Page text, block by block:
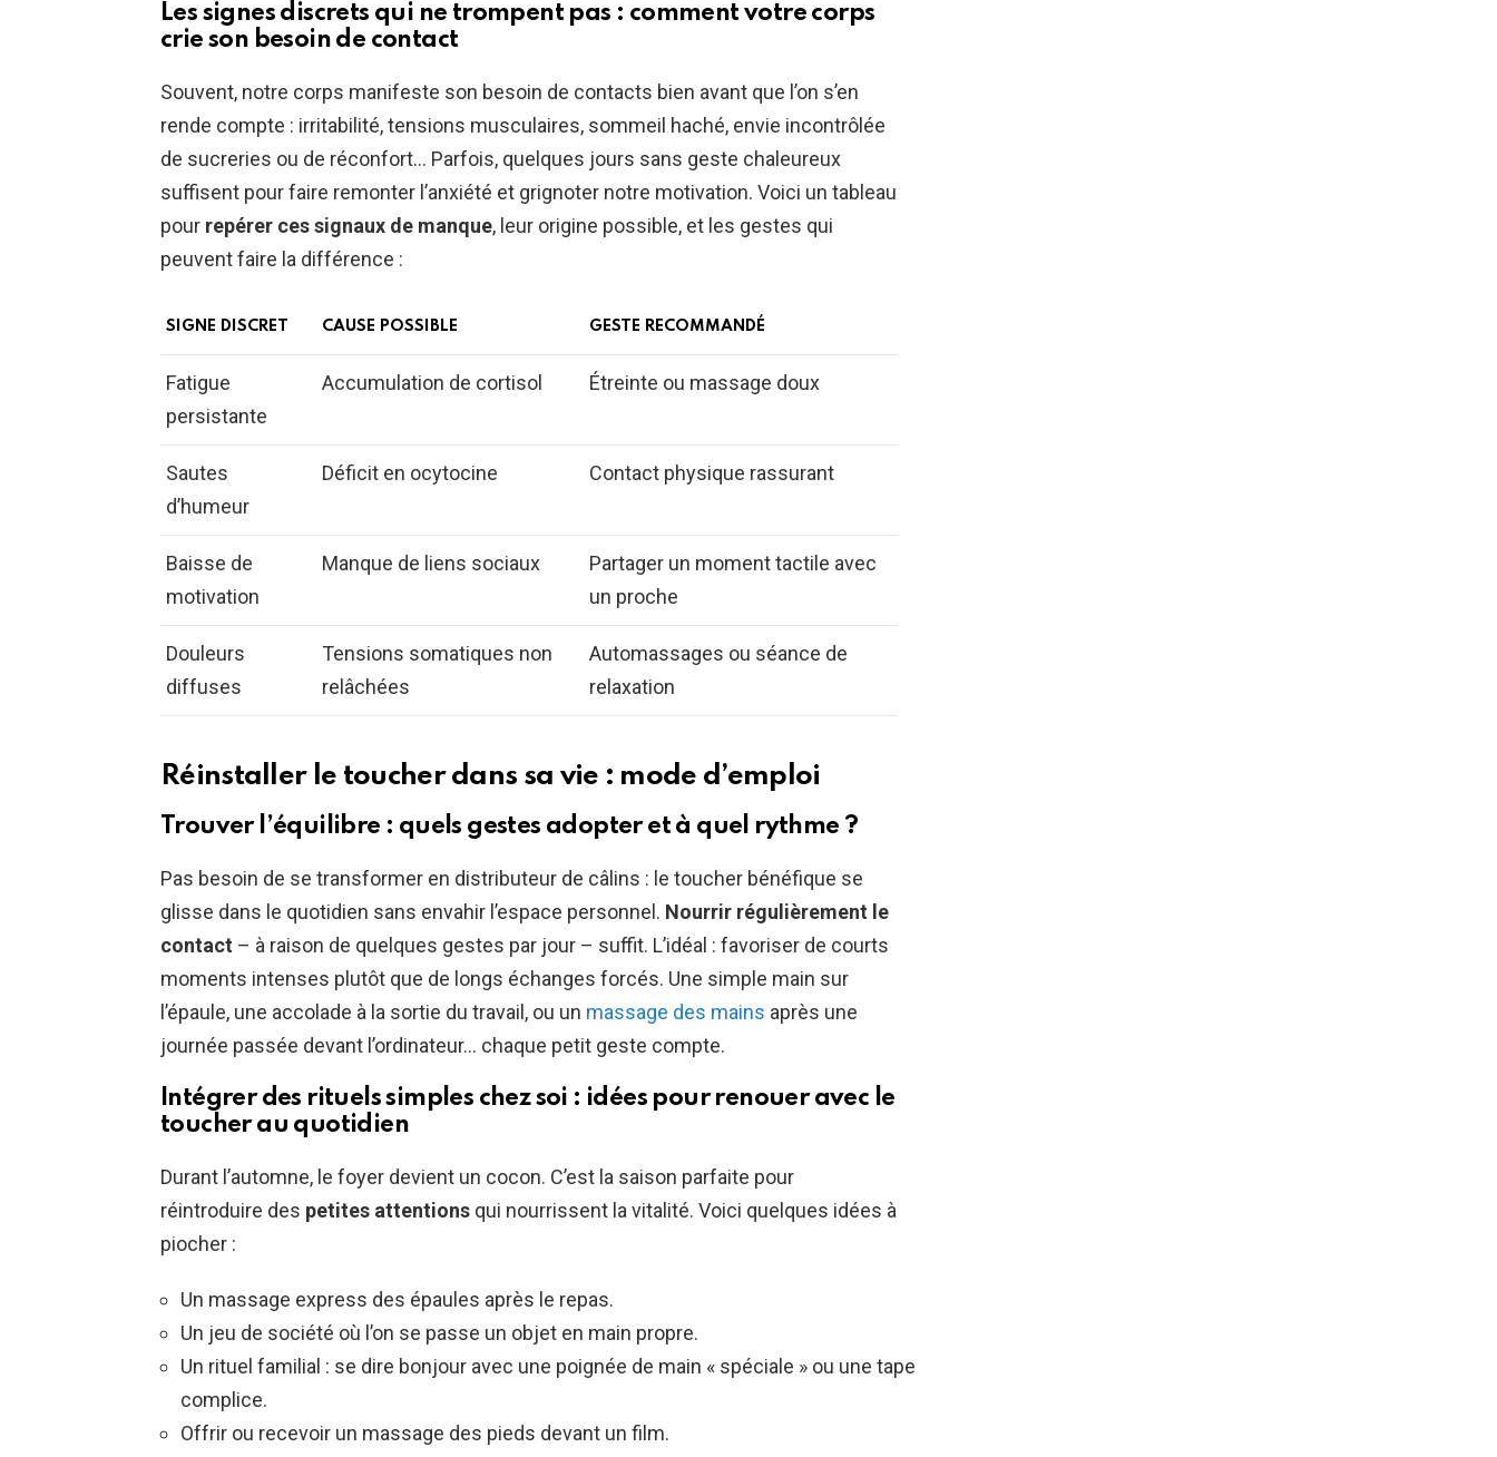
Les signes discrets qui ne trompent pas : comment votre corps
crie son besoin de contact
Souvent, notre corps manifeste son besoin de contacts bien avant que l’on s’en
rende compte : irritabilité, tensions musculaires, sommeil haché, envie incontrôlée
de sucreries ou de réconfort… Parfois, quelques jours sans geste chaleureux
suffisent pour faire remonter l’anxiété et grignoter notre motivation. Voici un tableau
pour repérer ces signaux de manque, leur origine possible, et les gestes qui
peuvent faire la différence :
SIGNE DISCRET CAUSE POSSIBLE GESTE RECOMMANDÉ
Fatigue
persistante
Accumulation de cortisol Étreinte ou massage doux
Sautes
d’humeur
Déficit en ocytocine Contact physique rassurant
Baisse de
motivation
Manque de liens sociaux
Partager un moment tactile avec
un proche
Douleurs
diffuses
Tensions somatiques non
relâchées
Automassages ou séance de
relaxation
Réinstaller le toucher dans sa vie : mode d’emploi
Trouver l’équilibre : quels gestes adopter et à quel rythme ?
Pas besoin de se transformer en distributeur de câlins : le toucher bénéfique se
glisse dans le quotidien sans envahir l’espace personnel. Nourrir régulièrement le
contact – à raison de quelques gestes par jour – suffit. L’idéal : favoriser de courts
moments intenses plutôt que de longs échanges forcés. Une simple main sur
l’épaule, une accolade à la sortie du travail, ou un massage des mains après une
journée passée devant l’ordinateur… chaque petit geste compte.
Intégrer des rituels simples chez soi : idées pour renouer avec le
toucher au quotidien
Durant l’automne, le foyer devient un cocon. C’est la saison parfaite pour
réintroduire des petites attentions qui nourrissent la vitalité. Voici quelques idées à
piocher :
Un massage express des épaules après le repas.
Un jeu de société où l’on se passe un objet en main propre.
Un rituel familial : se dire bonjour avec une poignée de main « spéciale » ou une tape
complice.
Offrir ou recevoir un massage des pieds devant un film.